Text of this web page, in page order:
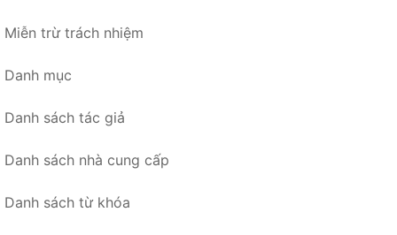
Miễn trừ trách nhiệm
Danh mục
Danh sách tác giả
Danh sách nhà cung cấp
Danh sách từ khóa